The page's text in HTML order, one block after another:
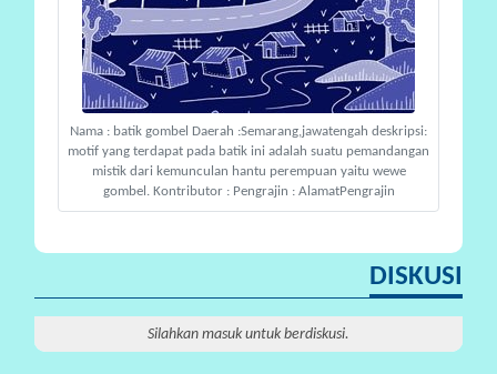
R
A
N
A
A
Nama : batik gombel Daerah :Semarang,jawatengah deskripsi:
motif yang terdapat pada batik ini adalah suatu pemandangan
mistik dari kemunculan hantu perempuan yaitu wewe
gombel. Kontributor : Pengrajin : AlamatPengrajin
DISKUSI
Silahkan masuk untuk berdiskusi.